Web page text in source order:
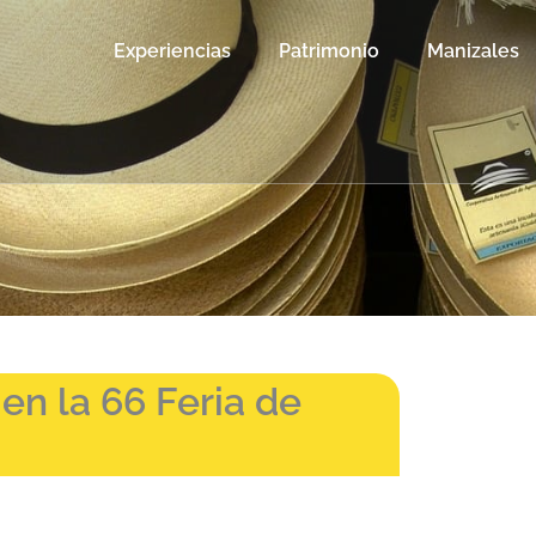
Experiencias Patrimonio Manizales
la 66 Feria de